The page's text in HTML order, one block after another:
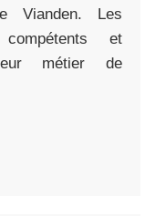
Vianden. Les
et
métier de